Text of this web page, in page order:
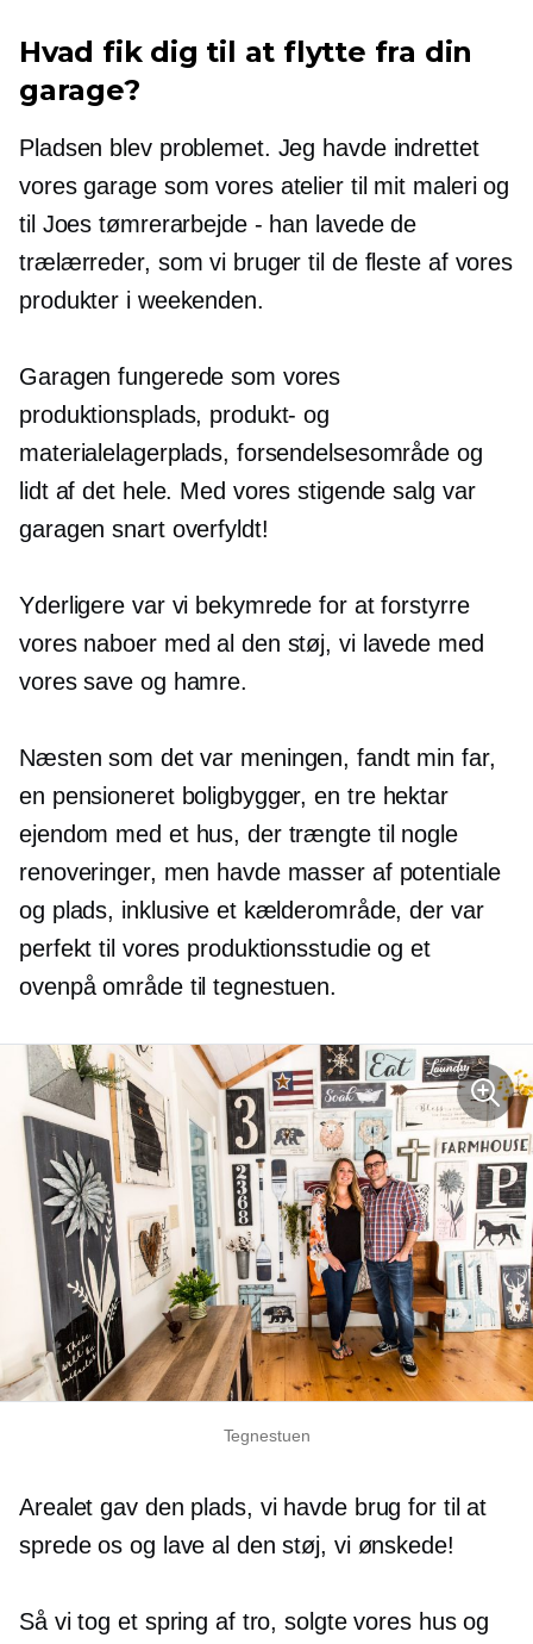
Hvad fik dig til at flytte fra din
garage?
Pladsen blev problemet. Jeg havde indrettet
vores garage som vores atelier til mit maleri og
til Joes tømrerarbejde - han lavede de
trælærreder, som vi bruger til de fleste af vores
produkter i weekenden.
Garagen fungerede som vores
produktionsplads, produkt- og
materialelagerplads, forsendelsesområde og
lidt af det hele. Med vores stigende salg var
garagen snart overfyldt!
Yderligere var vi bekymrede for at forstyrre
vores naboer med al den støj, vi lavede med
vores save og hamre.
Næsten som det var meningen, fandt min far,
en pensioneret boligbygger, en tre hektar
ejendom med et hus, der trængte til nogle
renoveringer, men havde masser af potentiale
og plads, inklusive et kælderområde, der var
perfekt til vores produktionsstudie og et
ovenpå område til tegnestuen.
Tegnestuen
Arealet gav den plads, vi havde brug for til at
sprede os og lave al den støj, vi ønskede!
Så vi tog et spring af tro, solgte vores hus og